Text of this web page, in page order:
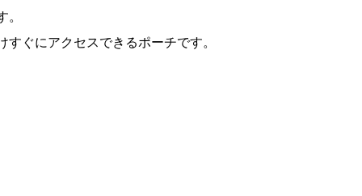
ぐにアクセスできるポーチです。